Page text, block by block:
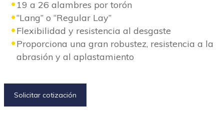
19 a 26 alambres por torón
“Lang” o “Regular Lay”
Flexibilidad y resistencia al desgaste
Proporciona una gran robustez, resistencia a la
abrasión y al aplastamiento
Solicitar cotización